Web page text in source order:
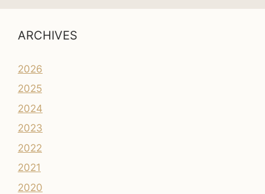
ARCHIVES
2026
2025
2024
2023
2022
2021
2020